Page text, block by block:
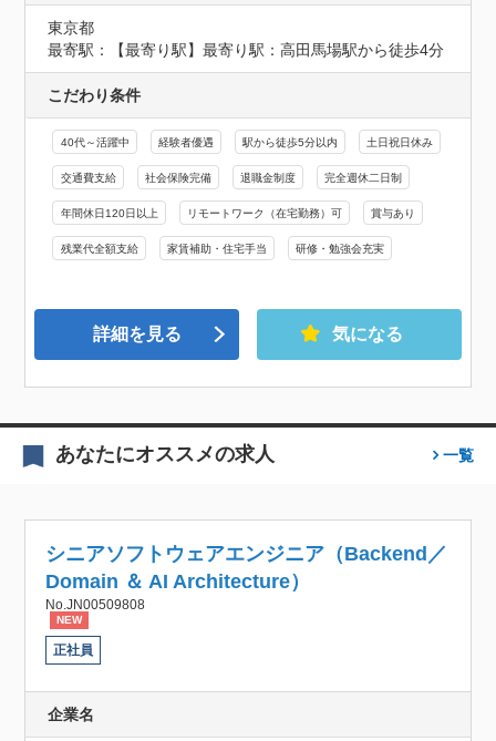
東京都
最寄駅：【最寄り駅】最寄り駅：高田馬場駅から徒歩4分
こだわり条件
40代～活躍中 経験者優遇 駅から徒歩5分以内 土日祝日休み
交通費支給 社会保険完備 退職金制度 完全週休二日制
年間休日120日以上 リモートワーク（在宅勤務）可 賞与あり
残業代全額支給 家賃補助・住宅手当 研修・勉強会充実
詳細を見る 気になる
あなたにオススメの求人 一覧
シニアソフトウェアエンジニア（Backend／
Domain ＆ AI Architecture）
No.JN00509808
NEW
正社員
企業名